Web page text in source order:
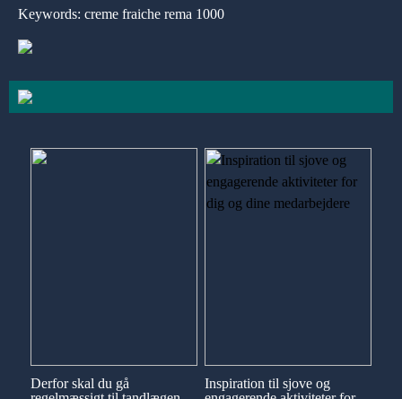
Keywords: creme fraiche rema 1000
Derfor skal du gå
Inspiration til sjove og